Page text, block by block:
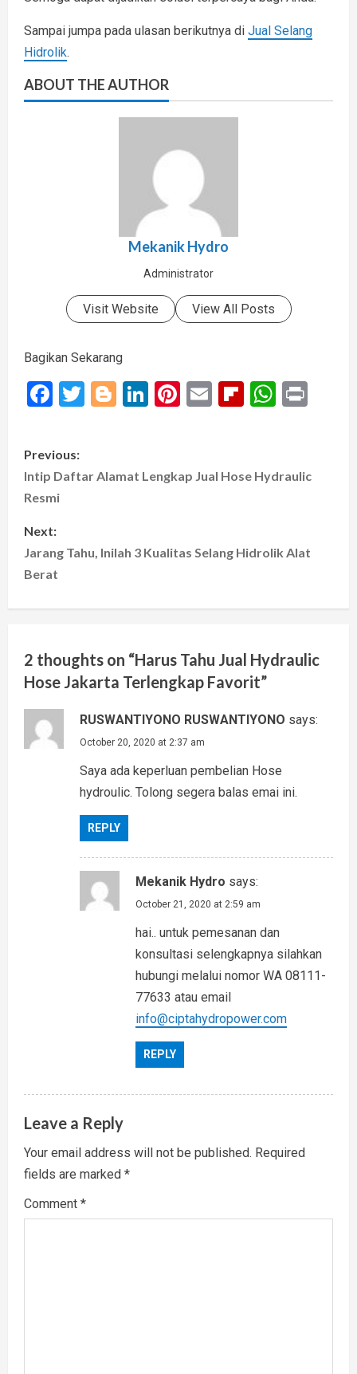
Sampai jumpa pada ulasan berikutnya di Jual Selang
Hidrolik.
ABOUT THE AUTHOR
Mekanik Hydro
Administrator
Visit Website View All Posts
Bagikan Sekarang
Facebook
Twitter
Blogger
LinkedIn
Pinterest
EmailFlipboard
P
o
t
n
a
v
i
g
a
Previous:
Intip Daftar Alamat Lengkap Jual Hose Hydraulic
Resmi
Next:
Jarang Tahu, Inilah 3 Kualitas Selang Hidrolik Alat
Berat
2 thoughts on “Harus Tahu Jual Hydraulic
Hose Jakarta Terlengkap Favorit”
RUSWANTIYONO RUSWANTIYONO says:
October 20, 2020 at 2:37 am
Saya ada keperluan pembelian Hose
hydroulic. Tolong segera balas emai ini.
REPLY
Mekanik Hydro says:
October 21, 2020 at 2:59 am
hai.. untuk pemesanan dan
konsultasi selengkapnya silahkan
hubungi melalui nomor WA 08111-
77633 atau email
info@ciptahydropower.com
REPLY
Leave a Reply
Your email address will not be published. Required
fields are marked *
Comment *